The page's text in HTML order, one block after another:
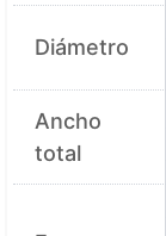
Diámetro
Ancho
total